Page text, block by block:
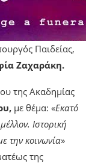
Παιδείας,
Ζαχαράκη.
της Ακαδημίας
με θέμα: «Εκατό
Ιστορική
την κοινωνία»
της